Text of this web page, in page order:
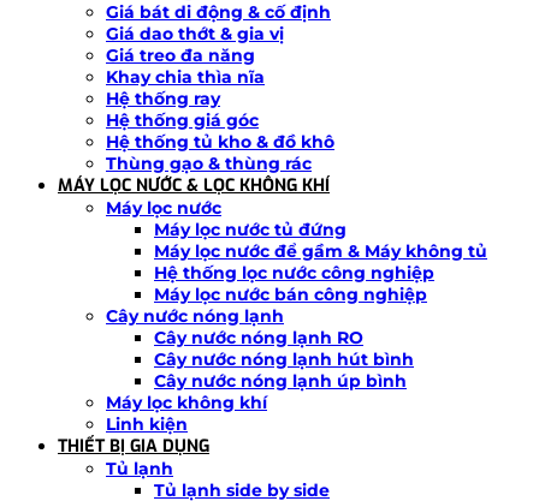
Giá bát di động & cố định
Giá dao thớt & gia vị
Giá treo đa năng
Khay chia thìa nĩa
Hệ thống ray
Hệ thống giá góc
Hệ thống tủ kho & đồ khô
Thùng gạo & thùng rác
MÁY LỌC NƯỚC & LỌC KHÔNG KHÍ
Máy lọc nước
Máy lọc nước tủ đứng
Máy lọc nước để gầm & Máy không tủ
Hệ thống lọc nước công nghiệp
Máy lọc nước bán công nghiệp
Cây nước nóng lạnh
Cây nước nóng lạnh RO
Cây nước nóng lạnh hút bình
Cây nước nóng lạnh úp bình
Máy lọc không khí
Linh kiện
THIẾT BỊ GIA DỤNG
Tủ lạnh
Tủ lạnh side by side